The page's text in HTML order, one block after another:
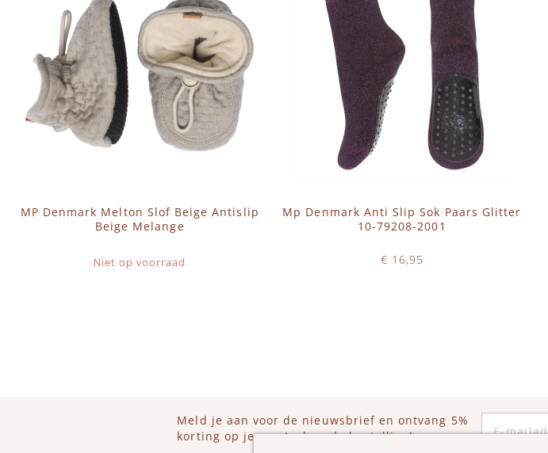
MP Denmark Melton Slof Beige Antislip
Beige Melange
Niet op voorraad
Mp Denmark Anti Slip Sok Paars Glitter
10-79208-2001
€ 16,95
Meld je aan voor de nieuwsbrief en ontvang 5%
korting op je eerstvolgende bestelling!